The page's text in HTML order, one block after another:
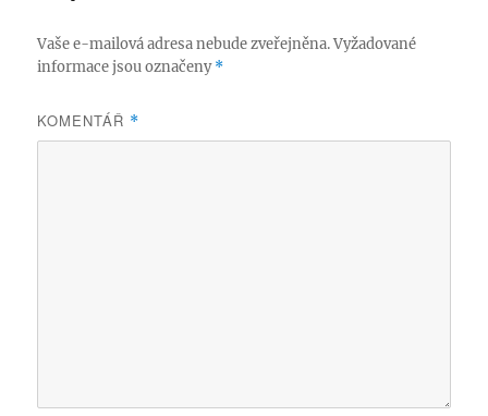
Vaše e-mailová adresa nebude zveřejněna. Vyžadované
informace jsou označeny*
KOMENTÁŘ *